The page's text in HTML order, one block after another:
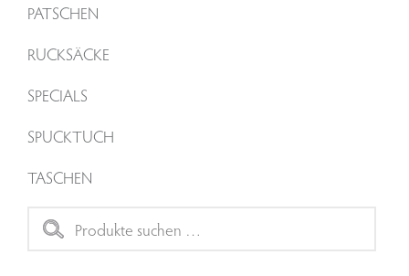
PATSCHEN
RUCKSÄCKE
SPECIALS
SPUCKTUCH
TASCHEN
Suchen
nach: